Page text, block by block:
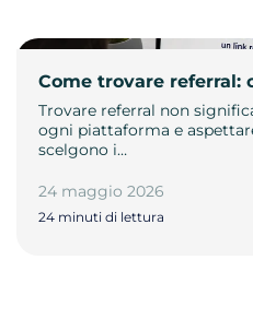
Come trovare referral:
Trovare referral non
ogni piattaforma e
scelgono i…
24 maggio 2026
24 minuti di lettura